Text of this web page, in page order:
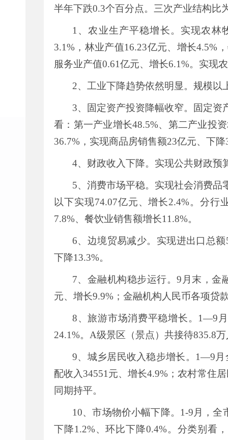
半年下跌0.3个百分点。三次产业结构比
1 、农业生产平稳增长。实现农林
3.1% ，林业产值16.23亿元、增长4.5%
服务业产值0.61亿元、增长6.1%。实现
2、工业下降趋势依然明显。规模以
3、固定资产投资降幅收窄。固定资
看：第一产业增长48.5%、第二产业投
36.7% ，实现商品房销售额23亿元、下降
4、财政收入下降。实现公共财政预
5、消费市场平稳。实现社会消费品
以下实现74.07亿元、增长2.4%。分行
7.8%、餐饮业销售额增长11.8%。
6、边境贸易减少。实现进出口总额
下降13.3%。
7、金融机构稳步运行。9 月末，金
元、增长9.9% ；金融机构人民币各项贷
8、旅游市场消费平稳增长。 1—9
24.1%。 A级景区（景点）共接待835.8
9、城乡居民收入稳步增长。 1—9
配收入 34551 元、增长4.9% ；农村常住
同期持平。
10、市场物价小幅下降。 1-9 月，全
下降1.2%、环比下降0.4%。分类别看